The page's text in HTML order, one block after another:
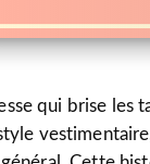
qui brise les